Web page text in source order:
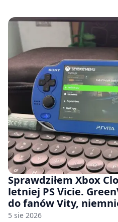
Sprawdziłem Xbox
letniej PS Vicie.
do fanów Vity,
wiele [FELIETON]
5 sie 2026